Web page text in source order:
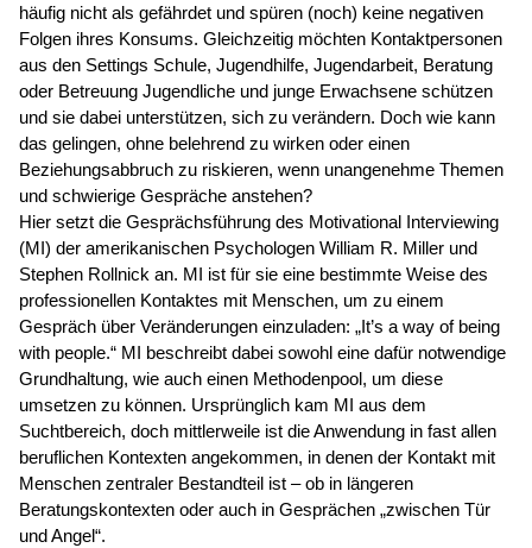
häufig nicht als gefährdet und spüren (noch) keine negativen
Folgen ihres Konsums. Gleichzeitig möchten Kontaktpersonen
aus den Settings Schule, Jugendhilfe, Jugendarbeit, Beratung
oder Betreuung Jugendliche und junge Erwachsene schützen
und sie dabei unterstützen, sich zu verändern. Doch wie kann
das gelingen, ohne belehrend zu wirken oder einen
Beziehungsabbruch zu riskieren, wenn unangenehme Themen
und schwierige Gespräche anstehen?
Hier setzt die Gesprächsführung des Motivational Interviewing
(MI) der amerikanischen Psychologen William R. Miller und
Stephen Rollnick an. MI ist für sie eine bestimmte Weise des
professionellen Kontaktes mit Menschen, um zu einem
Gespräch über Veränderungen einzuladen: „It’s a way of being
with people.“ MI beschreibt dabei sowohl eine dafür notwendige
Grundhaltung, wie auch einen Methodenpool, um diese
umsetzen zu können. Ursprünglich kam MI aus dem
Suchtbereich, doch mittlerweile ist die Anwendung in fast allen
beruflichen Kontexten angekommen, in denen der Kontakt mit
Menschen zentraler Bestandteil ist – ob in längeren
Beratungskontexten oder auch in Gesprächen „zwischen Tür
und Angel“.